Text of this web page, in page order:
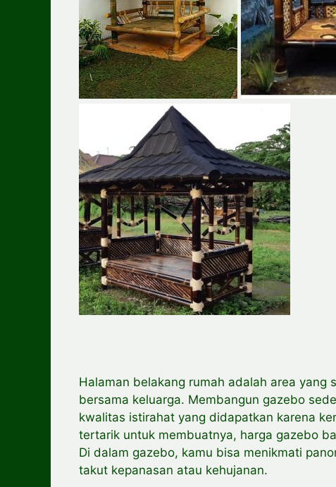
Halaman belakang rumah adalah area
bersama keluarga. Membangun gazebo
kwalitas istirahat yang didapatkan karena
tertarik untuk membuatnya, harga gazebo
Di dalam gazebo, kamu bisa menikmati
takut kepanasan atau kehujanan.